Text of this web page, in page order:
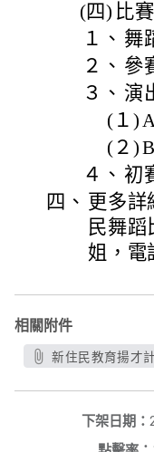
(四) 比
１、 舞
２、 參
３、 演
(１)
(２)
４、 初
四、 更多
民舞
姐，電
相關附件
新住民教育揚才
下架日期：